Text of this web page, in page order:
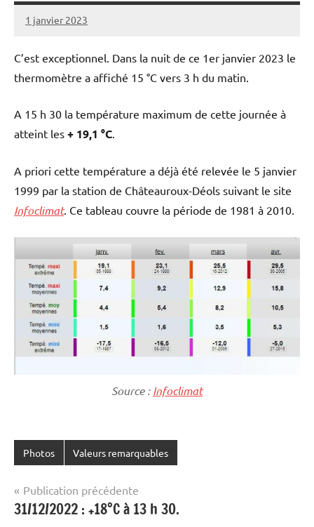
1 janvier 2023
Patrice
C’est exceptionnel. Dans la nuit de ce 1er janvier 2023 le
thermomètre a affiché 15 °C vers 3 h du matin.
A 15 h 30 la température maximum de cette journée à
atteint les + 19,1 °C
A priori cette température a déjà été relevée le 5 janvier
1999 par la station de Châteauroux-Déols suivant le site
Infoclimat. Ce tableau couvre la période de 1981 à 2010.
Source :Infoclimat
Photos Valeurs remarquables
Navigation
de
Publication précédente
31/12/2022 : +18°C à 13 h 30.